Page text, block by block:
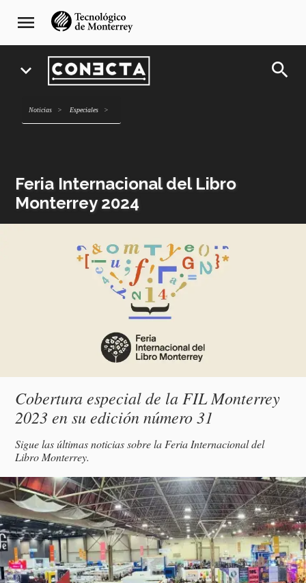
navegación
principal
menu
expand_more search
Noticias Especiales
Feria Internacional del Libro
Monterrey 2024
Subtítulo
Cobertura especial de la FIL Monterrey
2023 en su edición número 31
Descripción
Sigue las últimas noticias sobre la Feria Internacional del
Libro Monterrey.